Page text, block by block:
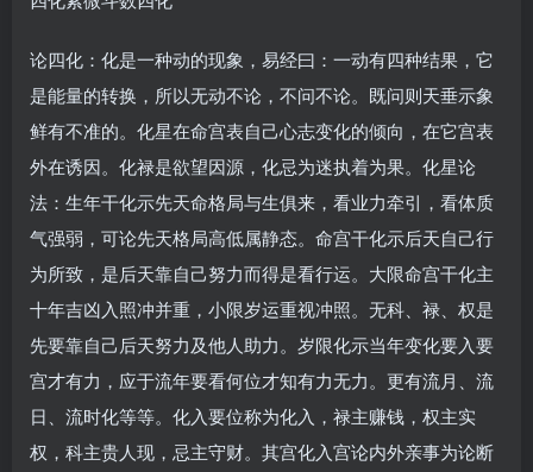
论四化：化是一种动的现象，易经曰：一动有四种结果，它
是能量的转换，所以无动不论，不问不论。既问则天垂示象
鲜有不准的。化星在命宫表自己心志变化的倾向，在它宫表
外在诱因。化禄是欲望因源，化忌为迷执着为果。化星论
法：生年干化示先天命格局与生俱来，看业力牵引，看体质
气强弱，可论先天格局高低属静态。命宫干化示后天自己行
为所致，是后天靠自己努力而得是看行运。大限命宫干化主
十年吉凶入照冲并重，小限岁运重视冲照。无科、禄、权是
先要靠自己后天努力及他人助力。岁限化示当年变化要入要
宫才有力，应于流年要看何位才知有力无力。更有流月、流
日、流时化等等。化入要位称为化入，禄主赚钱，权主实
权，科主贵人现，忌主守财。其宫化入宫论内外亲事为论断